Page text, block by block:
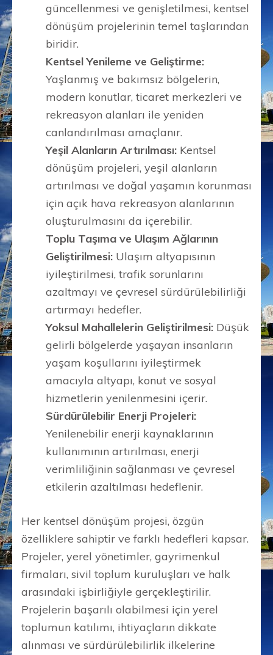
güncellenmesi ve genişletilmesi, kentsel
dönüşüm projelerinin temel taşlarından
biridir.
Kentsel Yenileme ve Geliştirme:
Yaşlanmış ve bakımsız bölgelerin,
modern konutlar, ticaret merkezleri ve
rekreasyon alanları ile yeniden
canlandırılması amaçlanır.
Yeşil Alanların Artırılması: Kentsel
dönüşüm projeleri, yeşil alanların
artırılması ve doğal yaşamın korunması
için açık hava rekreasyon alanlarının
oluşturulmasını da içerebilir.
Toplu Taşıma ve Ulaşım Ağlarının
Geliştirilmesi: Ulaşım altyapısının
iyileştirilmesi, trafik sorunlarını
azaltmayı ve çevresel sürdürülebilirliği
artırmayı hedefler.
Yoksul Mahallelerin Geliştirilmesi: Düşük
gelirli bölgelerde yaşayan insanların
yaşam koşullarını iyileştirmek
amacıyla altyapı, konut ve sosyal
hizmetlerin yenilenmesini içerir.
Sürdürülebilir Enerji Projeleri:
Yenilenebilir enerji kaynaklarının
kullanımının artırılması, enerji
verimliliğinin sağlanması ve çevresel
etkilerin azaltılması hedeflenir.
Her kentsel dönüşüm projesi, özgün
özelliklere sahiptir ve farklı hedefleri kapsar.
Projeler, yerel yönetimler, gayrimenkul
firmaları, sivil toplum kuruluşları ve halk
arasındaki işbirliğiyle gerçekleştirilir.
Projelerin başarılı olabilmesi için yerel
toplumun katılımı, ihtiyaçların dikkate
alınması ve sürdürülebilirlik ilkelerine